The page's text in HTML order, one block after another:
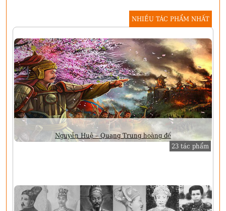
NHIỀU TÁC PHẨM NHẤT
Nguyễn Huệ – Quang Trung hoàng đế
23 tác phẩm